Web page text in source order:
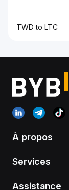
TWD to LTC
À propos
Services
Assistance